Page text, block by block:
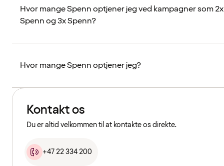
Hvor mange Spenn optjener jeg ved kampagner som 2x
Spenn og 3x Spenn?
Hvor mange Spenn optjener jeg?
Kontakt os
Du er altid velkommen til at kontakte os direkte.
+47 22 334 200